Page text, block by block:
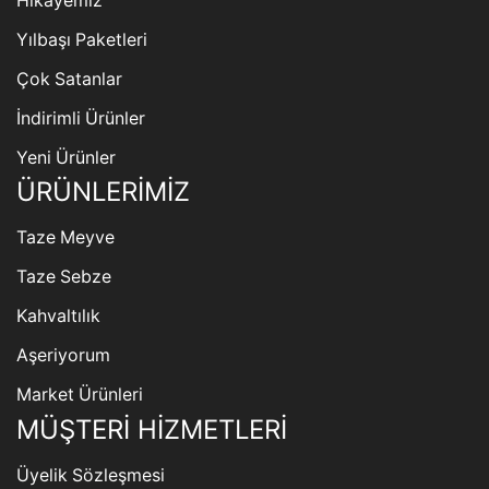
Yılbaşı Paketleri
Çok Satanlar
İndirimli Ürünler
Yeni Ürünler
ÜRÜNLERİMİZ
Taze Meyve
Taze Sebze
Kahvaltılık
Aşeriyorum
Market Ürünleri
MÜŞTERİ HİZMETLERİ
Üyelik Sözleşmesi